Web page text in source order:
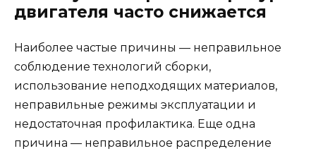
двигателя часто снижается
Наиболее частые причины — неправильное
соблюдение технологий сборки,
использование неподходящих материалов,
неправильные режимы эксплуатации и
недостаточная профилактика. Еще одна
причина — неправильное распределение